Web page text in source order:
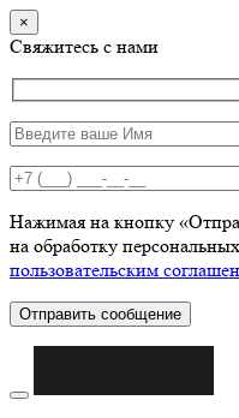
×
Свяжитесь с нами
Нажимая на кнопку
на обработку
пользовательским
Отправить сообщение